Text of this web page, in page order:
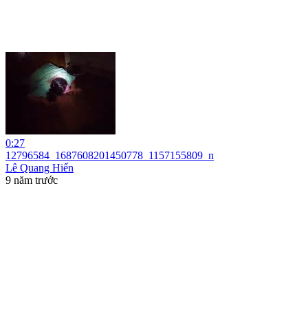
0:27
12796584_1687608201450778_1157155809_n
Lê Quang Hiến
9 năm trước